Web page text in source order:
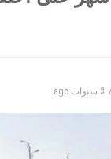
3 سنوات ago